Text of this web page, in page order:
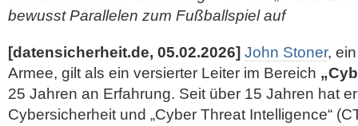
bewusst Parallelen zum Fußballspiel auf
[datensicherheit.de, 05.02.2026] John Stoner,
Armee, gilt als ein versierter Leiter im Bereich
25 Jahren an Erfahrung. Seit über 15 Jahren hat
Cybersicherheit und „Cyber Threat Intelligence“